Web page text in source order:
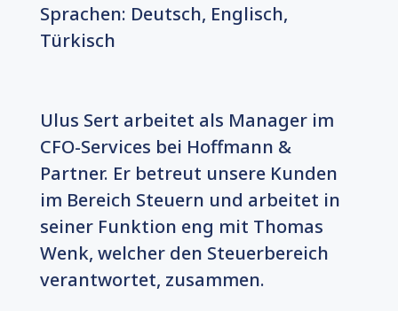
Sprachen: Deutsch, Englisch,
Türkisch
Ulus Sert arbeitet als Manager im
CFO-Services bei Hoffmann &
Partner. Er betreut unsere Kunden
im Bereich Steuern und arbeitet in
seiner Funktion eng mit Thomas
Wenk, welcher den Steuerbereich
verantwortet, zusammen.